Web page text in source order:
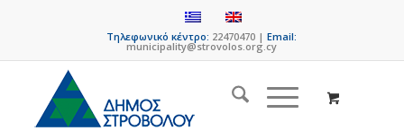
Τηλεφωνικό κέντρο: 22470470 |Email:
municipality@strovolos.org.cy